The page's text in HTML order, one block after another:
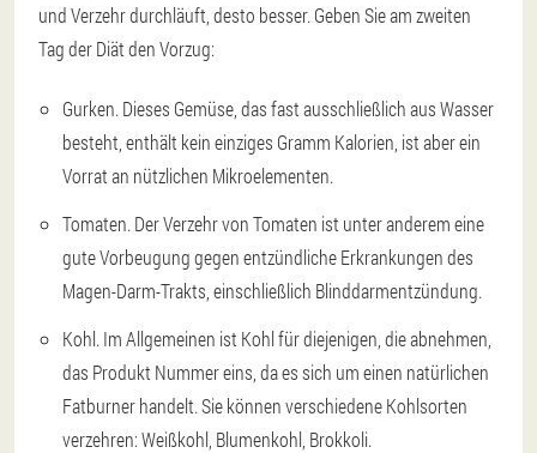
und Verzehr durchläuft, desto besser. Geben Sie am zweiten
Tag der Diät den Vorzug:
Gurken. Dieses Gemüse, das fast ausschließlich aus Wasser
besteht, enthält kein einziges Gramm Kalorien, ist aber ein
Vorrat an nützlichen Mikroelementen.
Tomaten. Der Verzehr von Tomaten ist unter anderem eine
gute Vorbeugung gegen entzündliche Erkrankungen des
Magen-Darm-Trakts, einschließlich Blinddarmentzündung.
Kohl. Im Allgemeinen ist Kohl für diejenigen, die abnehmen,
das Produkt Nummer eins, da es sich um einen natürlichen
Fatburner handelt. Sie können verschiedene Kohlsorten
verzehren: Weißkohl, Blumenkohl, Brokkoli.